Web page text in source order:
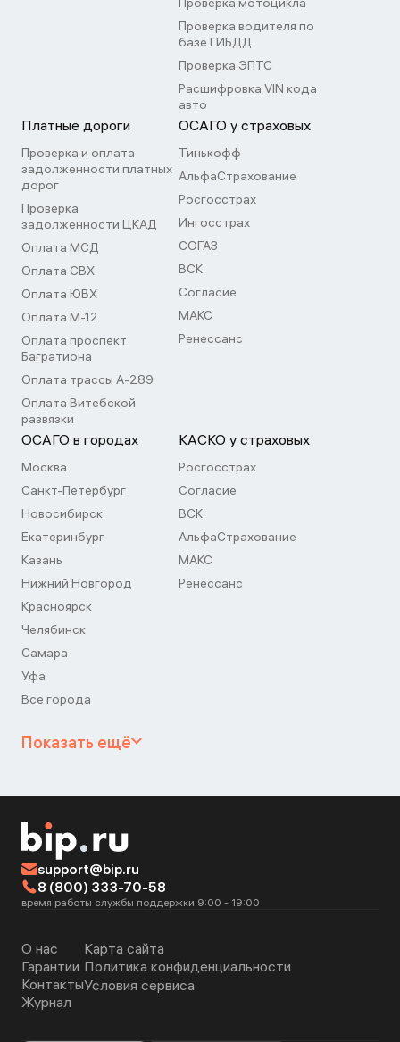
Проверка водителя по
базе ГИБДД
Проверка ЭПТС
Расшифровка VIN кода
авто
Платные дороги
Проверка и оплата
задолженности платных
дорог
Проверка
задолженности ЦКАД
Оплата МСД
Оплата СВХ
Оплата ЮВХ
Оплата М-12
Оплата проспект
Багратиона
Оплата трассы А-289
Оплата Витебской
развязки
ОСАГО у страховых
Тинькофф
АльфаСтрахование
Росгосстрах
Ингосстрах
СОГАЗ
ВСК
Согласие
МАКС
Ренессанс
ОСАГО в городах
Москва
Санкт-Петербург
Новосибирск
Екатеринбург
Казань
Нижний Новгород
Красноярск
Челябинск
Самара
Уфа
Все города
КАСКО у страховых
Росгосстрах
Согласие
ВСК
АльфаСтрахование
МАКС
Ренессанс
Показать ещё
support@bip.ru
8 (800) 333-70-58
время работы службы поддержки 9:00 - 19:00
О нас
Гарантии
Контакты
Журнал
Карта сайта
Политика конфиденциальности
Условия сервиса